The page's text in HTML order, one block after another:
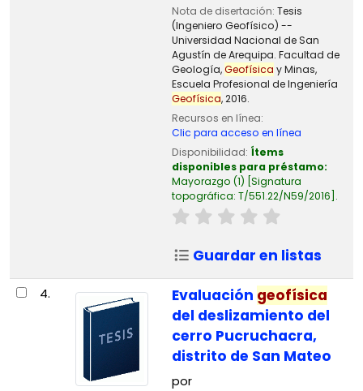
Nota de disertación: Tesis
(Ingeniero Geofísico) --
Universidad Nacional de San
Agustín de Arequipa. Facultad de
Geología,Geofísica y Minas,
Escuela Profesional de Ingeniería
Geofísica, 2016.
Recursos en línea:
Clic para acceso en línea
Disponibilidad: Ítems
disponibles para préstamo:
Mayorazgo (1) Signatura
topográfica: T/551.22/N59/2016 .
Guardar en listas
4. Evaluación geofísica
del deslizamiento del
cerro Pucruchacra,
distrito de San Mateo
por